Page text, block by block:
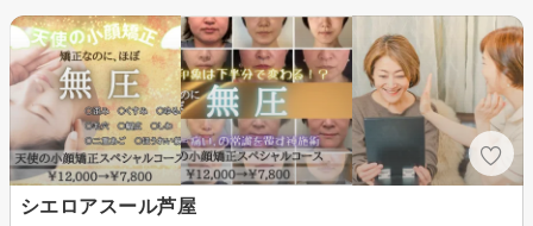
シエロアスール芦屋